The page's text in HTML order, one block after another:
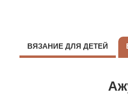
ВЯЗАНИЕ ДЛЯ ДЕТЕЙ